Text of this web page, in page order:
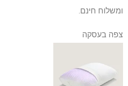
ומשלוח חינם.
צפה בעסקה